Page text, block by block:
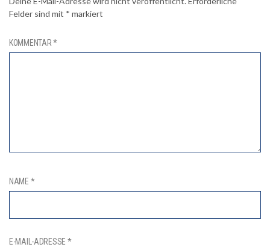
Felder sind mit * markiert
KOMMENTAR*
NAME *
E-MAIL-ADRESSE *